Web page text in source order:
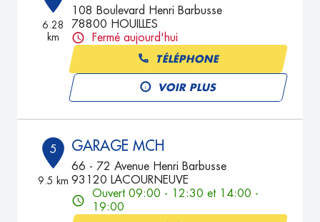
6.28
km
108 Boulevard Henri Barbusse
78800 HOUILLES
Fermé aujourd'hui
TÉLÉPHONE
VOIR PLUS
5
9.5 km
GARAGE MCH
66 - 72 Avenue Henri Barbusse
93120 LACOURNEUVE
Ouvert 09:00 - 12:30 et 14:00 -
19:00